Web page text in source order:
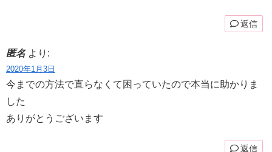
返信
匿名 より:
2020年1月3日
今までの方法で直らなくて困っていたので本当に助かりま
した
ありがとうございます
返信